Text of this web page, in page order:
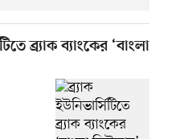
ব্র্যাক ব্যাংকের ‘বাংলা